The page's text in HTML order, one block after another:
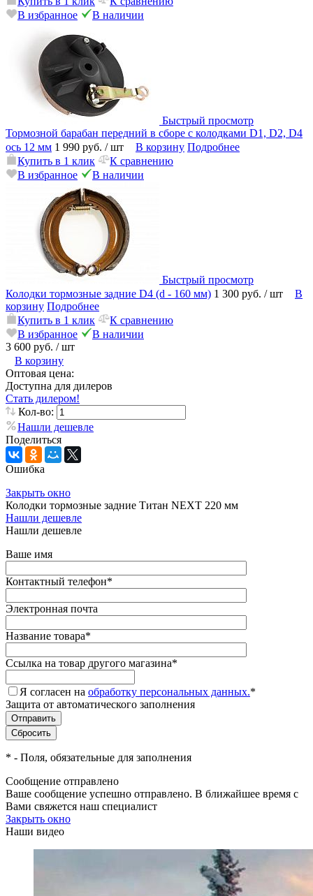
В избранное
В наличии
Быстрый просмотр
Тормозной барабан передний в сборе с колодками D1, D2, D4
ось 12 мм 1 990 руб. / шт В корзину Подробнее
Купить в 1 клик
К сравнению
В избранное
В наличии
Быстрый просмотр
Колодки тормозные задние D4 (d - 160 мм) 1 300 руб. / шт
В
корзину Подробнее
Купить в 1 клик
К сравнению
В избранное
В наличии
3 600 руб. / шт
В корзину
Оптовая цена:
Доступна для дилеров
Стать дилером!
Кол-во:
Нашли дешевле
Поделиться
Ошибка
Закрыть окно
Колодки тормозные задние Титан NEXT 220 мм
Нашли дешевле
Нашли дешевле
Ваше имя
Контактный телефон*
Электронная почта
Название товара*
Ссылка на товар другого магазина*
Я согласен на обработку персональных данных.*
Защита от автоматического заполнения
* - Поля, обязательные для заполнения
Сообщение отправлено
Ваше сообщение успешно отправлено. В ближайшее время с
Вами свяжется наш специалист
Закрыть окно
Наши видео